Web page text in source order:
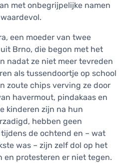
met onbegrijpelijke namen
een moeder van twee
Brno, die begon met het
nadat ze niet meer tevreden
als tussendoortje op school
zoute chips verving ze door
havermout, pindakaas en
kinderen zijn na hun
hebben geen
de ochtend en – wat
was – zijn zelf dol op het
en protesteren er niet tegen.